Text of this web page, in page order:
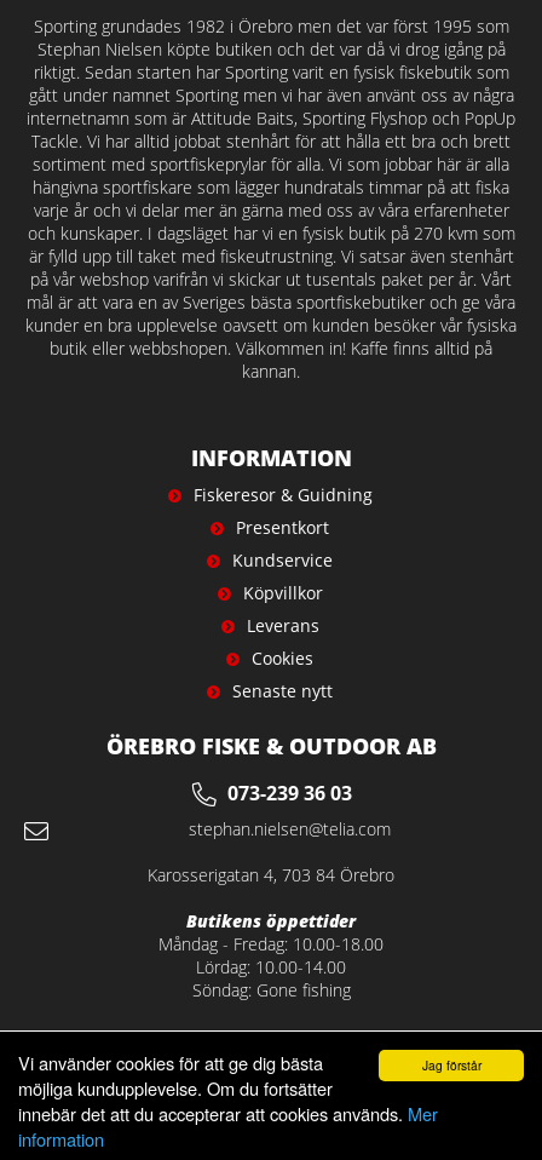
Jag förstår
Vi använder cookies för att ge dig bästa
möjliga kundupplevelse. Om du fortsätter
innebär det att du accepterar att cookies används. Mer
information
Sporting grundades 1982 i Örebro men det var först 1995 som
Stephan Nielsen köpte butiken och det var då vi drog igång på
riktigt. Sedan starten har Sporting varit en fysisk fiskebutik som
gått under namnet Sporting men vi har även använt oss av några
internetnamn som är Attitude Baits, Sporting Flyshop och PopUp
Tackle. Vi har alltid jobbat stenhårt för att hålla ett bra och brett
sortiment med sportfiskeprylar för alla. Vi som jobbar här är alla
hängivna sportfiskare som lägger hundratals timmar på att fiska
varje år och vi delar mer än gärna med oss av våra erfarenheter
och kunskaper. I dagsläget har vi en fysisk butik på 270 kvm som
är fylld upp till taket med fiskeutrustning. Vi satsar även stenhårt
på vår webshop varifrån vi skickar ut tusentals paket per år. Vårt
mål är att vara en av Sveriges bästa sportfiskebutiker och ge våra
kunder en bra upplevelse oavsett om kunden besöker vår fysiska
butik eller webbshopen. Välkommen in! Kaffe finns alltid på
kannan.
INFORMATION
Fiskeresor & Guidning
Presentkort
Kundservice
Köpvillkor
Leverans
Cookies
Senaste nytt
ÖREBRO FISKE & OUTDOOR AB
073-239 36 03
stephan.nielsen@telia.com
Karosserigatan 4, 703 84 Örebro
Butikens öppettider
Måndag - Fredag: 10.00-18.00
Lördag: 10.00-14.00
Söndag: Gone fishing